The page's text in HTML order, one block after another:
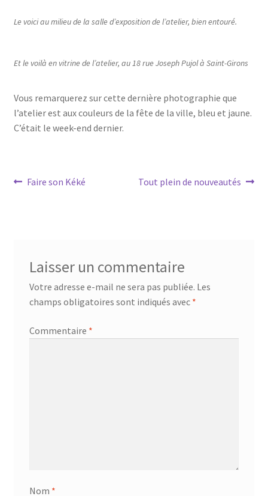
Le voici au milieu de la salle d’exposition de l’atelier, bien entouré.
Et le voilà en vitrine de l’atelier, au 18 rue Joseph Pujol à Saint-Girons
Vous remarquerez sur cette dernière photographie que
l’atelier est aux couleurs de la fête de la ville, bleu et jaune.
C’était le week-end dernier.
Navigation
Article
Faire son Kéké
Article
Tout plein de nouveautés
Laisser un commentaire
Votre adresse e-mail ne sera pas publiée. Les
champs obligatoires sont indiqués avec *
Commentaire *
Nom *